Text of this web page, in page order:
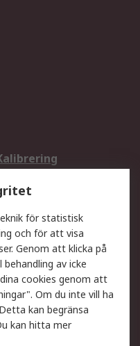
Support
av varor
din order
Fördelar med RS-konto
för statistisk
och för att visa
Genom att klicka på
av icke
cookies genom att
Om du inte vill ha
kan begränsa
kan hitta mer